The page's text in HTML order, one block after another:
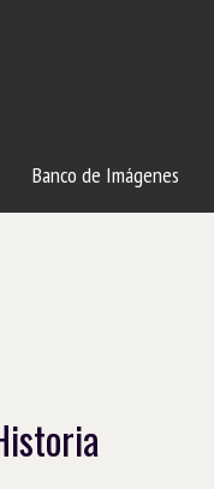
Banco de Imágenes